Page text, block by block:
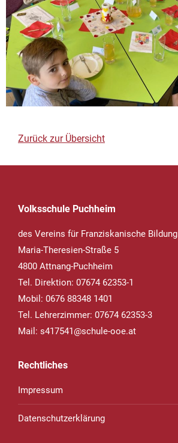
Zurück zur Übersicht
Volksschule Puchheim
des Vereins für Franziskanische Bildung
Maria-Theresien-Straße 5
4800 Attnang-Puchheim
Tel. Direktion: 07674 62353-1
Mobil: 0676 88348 1401
Tel. Lehrerzimmer: 07674 62353-3
Mail: s417541@schule-ooe.at
Rechtliches
Impressum
Datenschutzerklärung